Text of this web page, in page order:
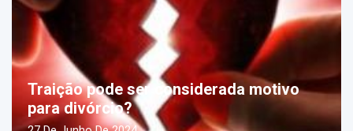
Traição pode ser considerada motivo
para divórcio?